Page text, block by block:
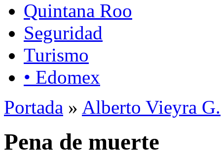
Quintana Roo
Seguridad
Turismo
• Edomex
Portada » Alberto Vieyra G.
Pena de muerte